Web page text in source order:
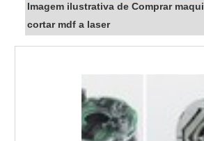
Imagem ilustrativa de Comprar
cortar mdf a laser